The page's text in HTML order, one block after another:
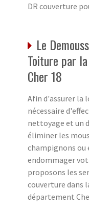
DR couverture
Le
Toiture par
Cher 18
Afin d'assurer la
nécessaire
nettoyage et un
éliminer les
champignons ou
endommager
proposons les
couverture dans
département